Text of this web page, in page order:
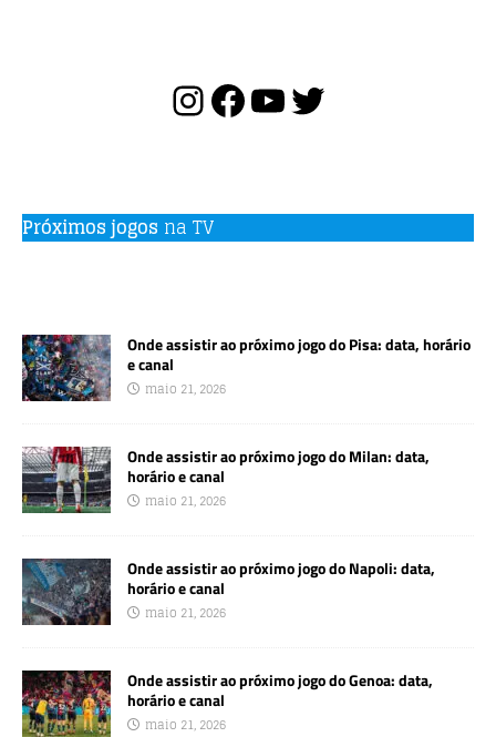
Próximos jogos na TV
Onde assistir ao próximo jogo do Pisa: data, horário
e canal
maio 21, 2026
Onde assistir ao próximo jogo do Milan: data,
horário e canal
maio 21, 2026
Onde assistir ao próximo jogo do Napoli: data,
horário e canal
maio 21, 2026
Onde assistir ao próximo jogo do Genoa: data,
horário e canal
maio 21, 2026